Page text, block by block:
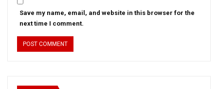
Save my name, email, and website in this browser for the
next time I comment.